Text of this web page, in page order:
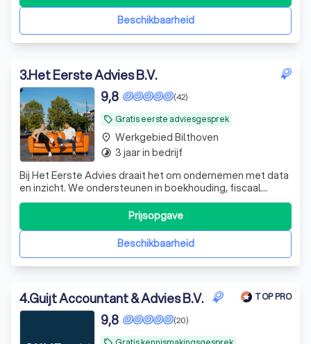
Beschikbaarheid
3.Het Eerste Advies B.V.
local_offer Gratis eerste adviesgesprek
(42)
9,8
Bij Het Eerste Advies draait het om ondernemen met data
en inzicht. We ondersteunen in boekhouding, fiscaal
advies, contractbeheer, data-dashboarding en meer.
Beschikbaarheid
Prijsopgave
place Werkgebied Bilthoven
timelapse 3 jaar in bedrijf
4.Guijt Accountant & Advies B.V. TOP PRO
(20)
9,8